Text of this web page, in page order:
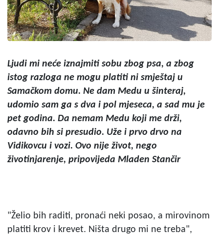
Ljudi mi neće iznajmiti sobu zbog psa, a zbog
istog razloga ne mogu platiti ni smještaj u
Samačkom domu. Ne dam Medu u šinteraj,
udomio sam ga s dva i pol mjeseca, a sad mu je
pet godina. Da nemam Medu koji me drži,
odavno bih si presudio. Uže i prvo drvo na
Vidikovcu i vozi. Ovo nije život, nego
životinjarenje, pripovijeda Mladen Stančir
"Želio bih raditi, pronaći neki posao, a mirovinom
platiti krov i krevet. Ništa drugo mi ne treba",